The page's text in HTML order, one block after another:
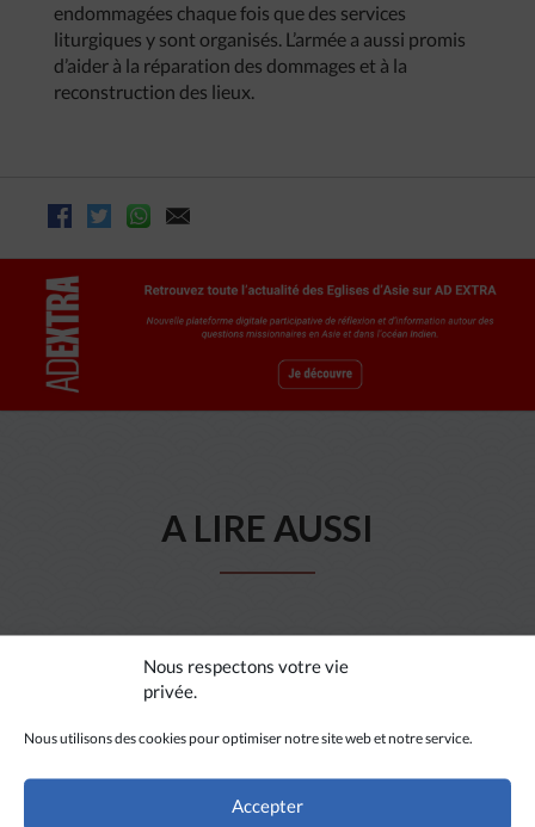
Nous respectons votre vie
privée.
Nous utilisons des cookies pour optimiser notre site web et notre service.
Accepter
endommagées chaque fois que des services
liturgiques y sont organisés. L’armée a aussi promis
d’aider à la réparation des dommages et à la
reconstruction des lieux.
A LIRE AUSSI